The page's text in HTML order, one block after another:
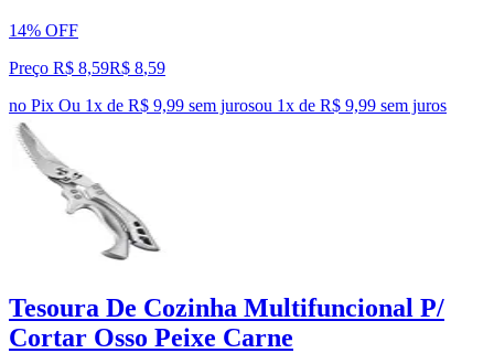
14% OFF
Preço R$ 8,59R$ 8,59
no Pix Ou 1x de R$ 9,99 sem jurosou 1x de R$ 9,99 sem juros
Tesoura De Cozinha Multifuncional P/
Cortar Osso Peixe Carne